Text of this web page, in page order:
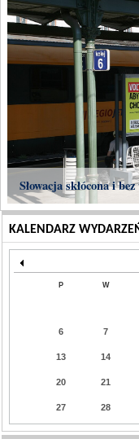
Słowacja skłócona i
KALENDARZ
P W
6 7
13 14
20 21
27 28